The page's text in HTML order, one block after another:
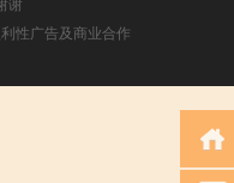
性广告及商业合作